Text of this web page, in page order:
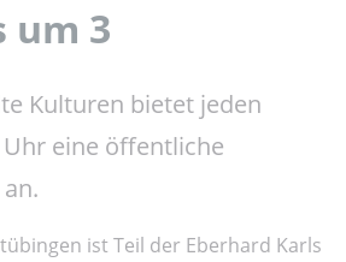
um 3
Kulturen bietet jeden
eine öffentliche
ist Teil der Eberhard Karls